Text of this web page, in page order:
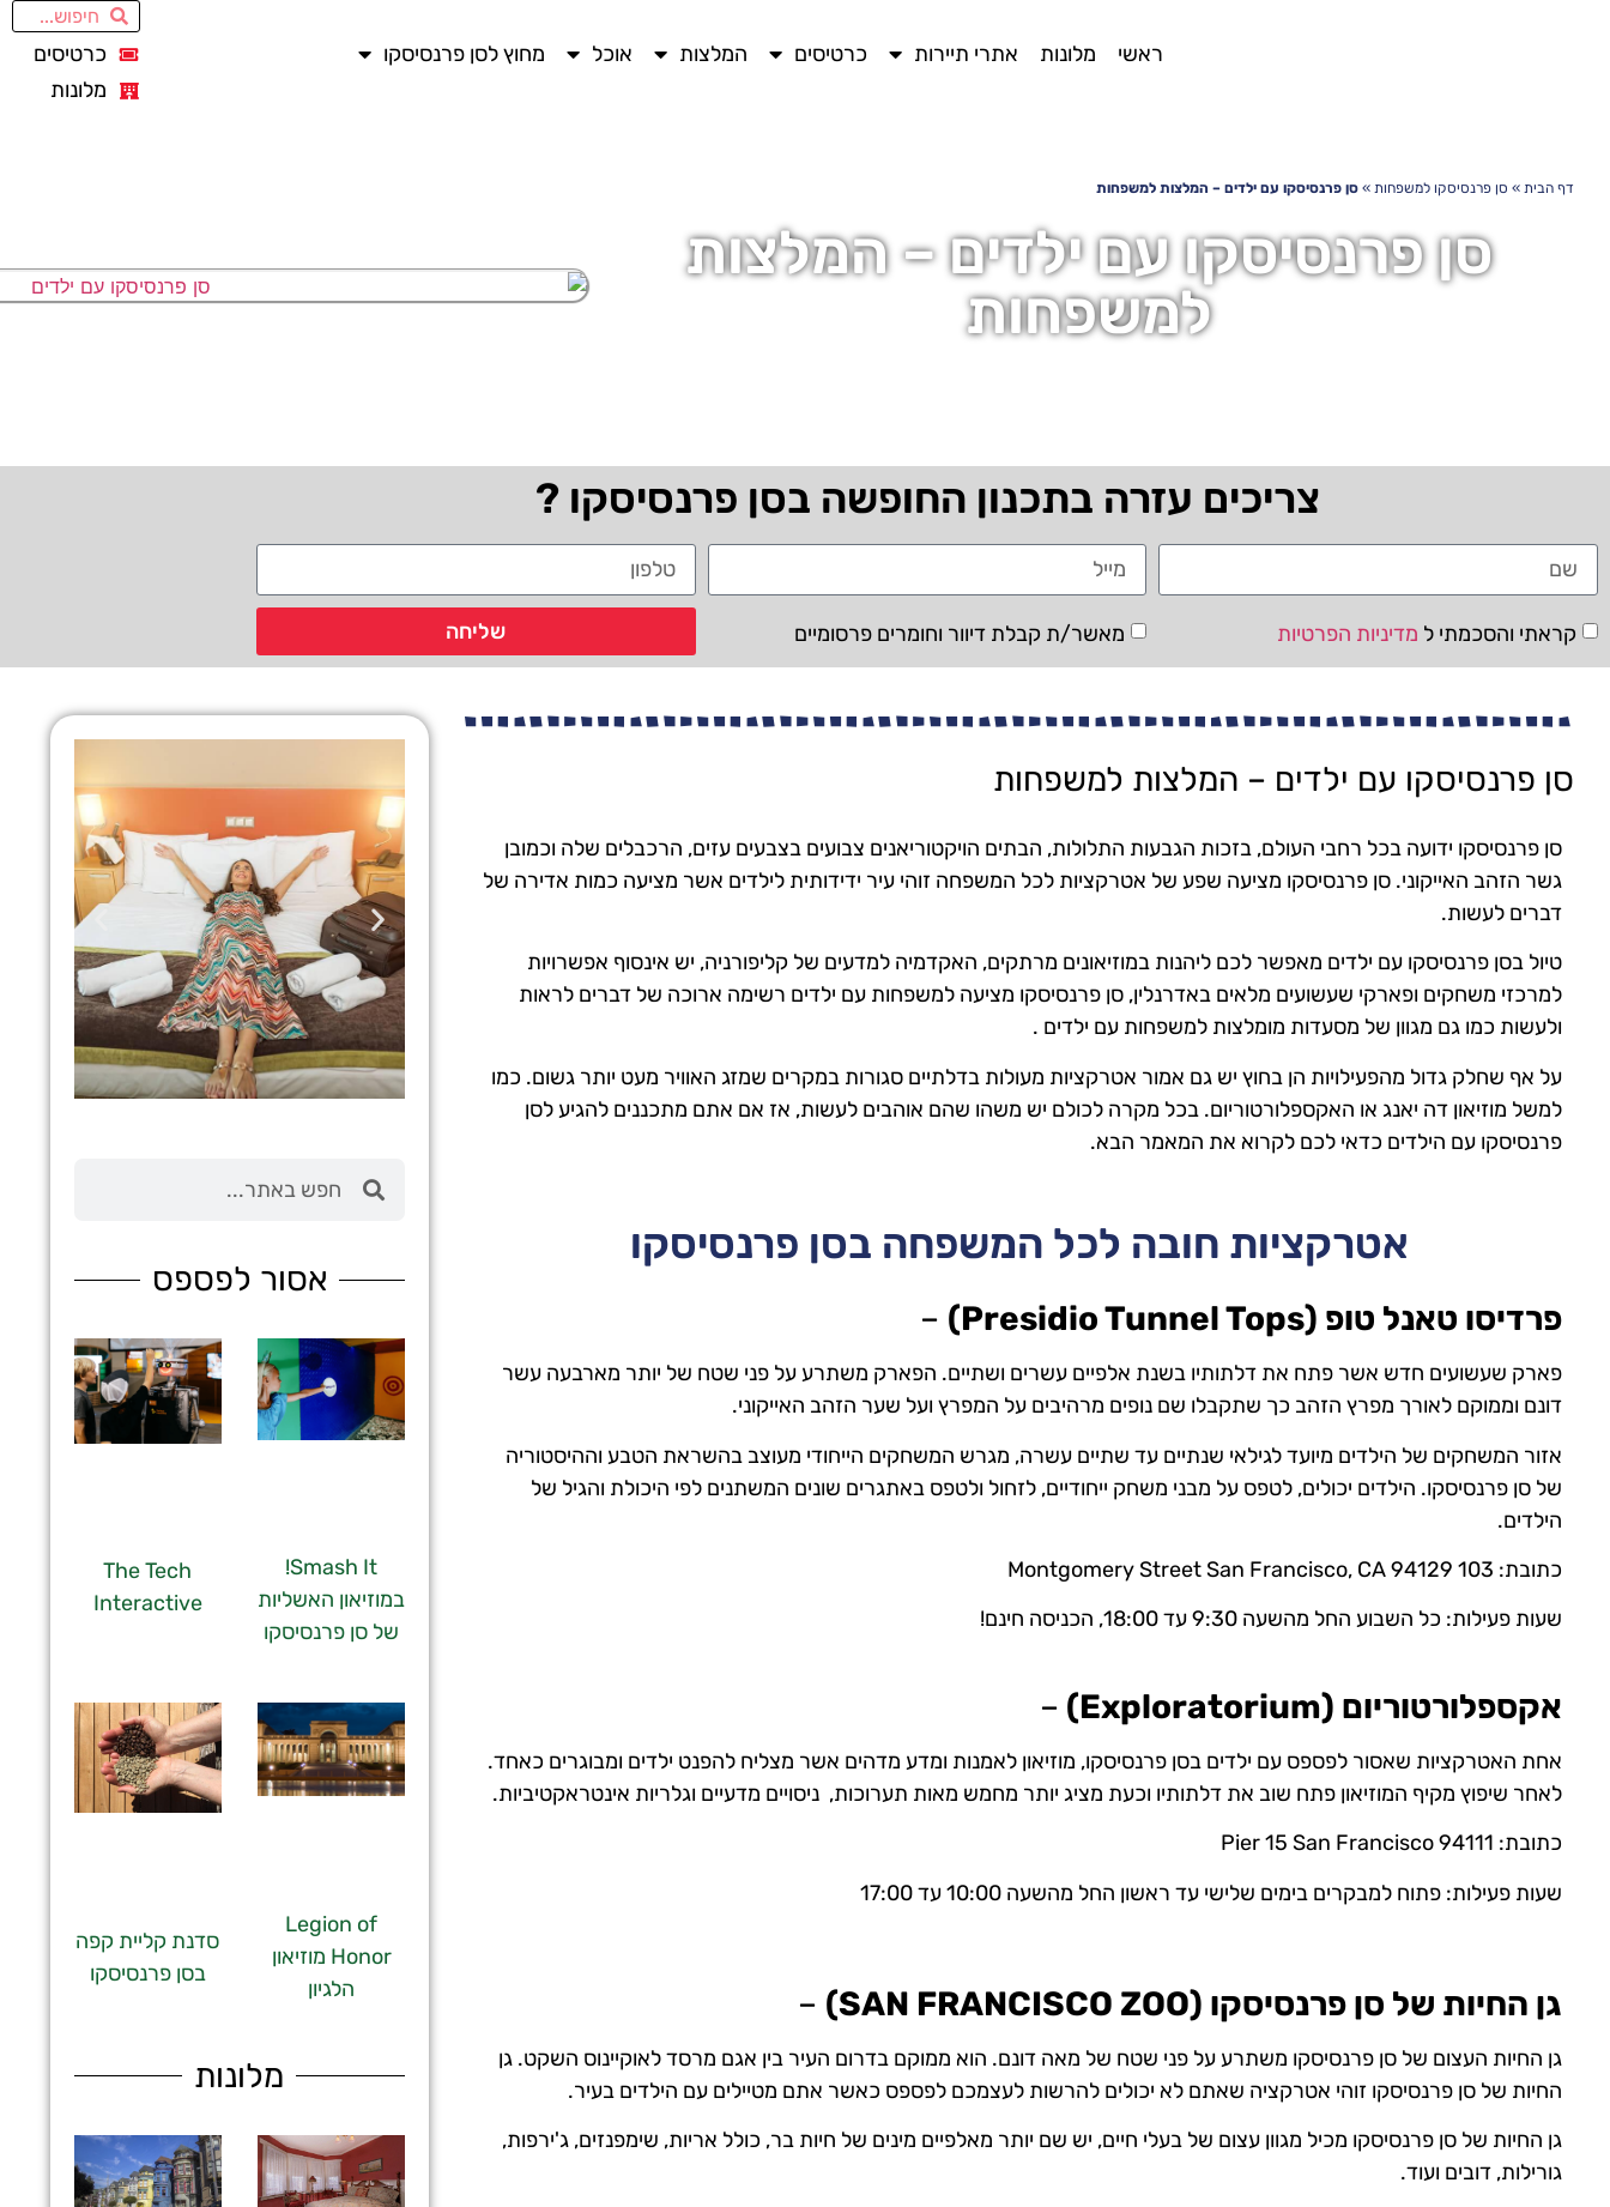
ראשי מלונות אתרי תיירות כרטיסים המלצות אוכל מחוץ לסן פרנסיסקו
כרטיסים
מלונות
דף הבית » סן פרנסיסקו למשפחות » סן פרנסיסקו עם ילדים – המלצות למשפחות
סן פרנסיסקו עם ילדים – המלצות
למשפחות
צריכים עזרה בתכנון החופשה בסן פרנסיסקו ?
קראתי והסכמתי ל מדיניות הפרטיות מאשר/ת קבלת דיוור וחומרים פרסומיים שליחה
סן פרנסיסקו עם ילדים – המלצות למשפחות
סן פרנסיסקו ידועה בכל רחבי העולם, בזכות הגבעות התלולות, הבתים הויקטוריאנים צבועים בצבעים עזים, הרכבלים שלה וכמובן
גשר הזהב האייקוני. סן פרנסיסקו מציעה שפע של אטרקציות לכל המשפחה זוהי עיר ידידותית לילדים אשר מציעה כמות אדירה של
דברים לעשות.
טיול בסן פרנסיסקו עם ילדים מאפשר לכם ליהנות במוזיאונים מרתקים, האקדמיה למדעים של קליפורניה, יש אינסוף אפשרויות
למרכזי משחקים ופארקי שעשועים מלאים באדרנלין, סן פרנסיסקו מציעה למשפחות עם ילדים רשימה ארוכה של דברים לראות
ולעשות כמו גם מגוון של מסעדות מומלצות למשפחות עם ילדים .
על אף שחלק גדול מהפעילויות הן בחוץ יש גם אמור אטרקציות מעולות בדלתיים סגורות במקרים שמזג האוויר מעט יותר גשום. כמו
למשל מוזיאון דה יאנג או האקספלורטוריום. בכל מקרה לכולם יש משהו שהם אוהבים לעשות, אז אם אתם מתכננים להגיע לסן
פרנסיסקו עם הילדים כדאי לכם לקרוא את המאמר הבא.
אטרקציות חובה לכל המשפחה בסן פרנסיסקו
פרדיסו טאנל טופ (Presidio Tunnel Tops) –
פארק שעשועים חדש אשר פתח את דלתותיו בשנת אלפיים עשרים ושתיים. הפארק משתרע על פני שטח של יותר מארבעה עשר
דונם וממוקם לאורך מפרץ הזהב כך שתקבלו שם נופים מרהיבים על המפרץ ועל שער הזהב האייקוני.
אזור המשחקים של הילדים מיועד לגילאי שנתיים עד שתיים עשרה, מגרש המשחקים הייחודי מעוצב בהשראת הטבע וההיסטוריה
של סן פרנסיסקו. הילדים יכולים, לטפס על מבני משחק ייחודיים, לזחול ולטפס באתגרים שונים המשתנים לפי היכולת והגיל של
הילדים.
כתובת: 103 Montgomery Street San Francisco, CA 94129
שעות פעילות: כל השבוע החל מהשעה 9:30 עד 18:00, הכניסה חינם!
אקספלורטוריום (Exploratorium) –
אחת האטרקציות שאסור לפספס עם ילדים בסן פרנסיסקו, מוזיאון לאמנות ומדע מדהים אשר מצליח להפנט ילדים ומבוגרים כאחד.
לאחר שיפוץ מקיף המוזיאון פתח שוב את דלתותיו וכעת מציג יותר מחמש מאות תערוכות, ניסויים מדעיים וגלריות אינטראקטיביות.
כתובת: Pier 15 San Francisco 94111
שעות פעילות: פתוח למבקרים בימים שלישי עד ראשון החל מהשעה 10:00 עד 17:00
גן החיות של סן פרנסיסקו (SAN FRANCISCO ZOO) –
גן החיות העצום של סן פרנסיסקו משתרע על פני שטח של מאה דונם. הוא ממוקם בדרום העיר בין אגם מרסד לאוקיינוס ​​השקט. גן
החיות של סן פרנסיסקו זוהי אטרקציה שאתם לא יכולים להרשות לעצמכם לפספס כאשר אתם מטיילים עם הילדים בעיר.
גן החיות של סן פרנסיסקו מכיל מגוון עצום של בעלי חיים, יש שם יותר מאלפיים מינים של חיות בר, כולל אריות, שימפנזים, ג'ירפות,
גורילות, דובים ועוד.
מלונות
אסור לפספס
Smash It!
במוזיאון האשליות
של סן פרנסיסקו
The Tech
Interactive
Legion of
Honor מוזיאון
הלגיון
סדנת קליית קפה
בסן פרנסיסקו
מלונות